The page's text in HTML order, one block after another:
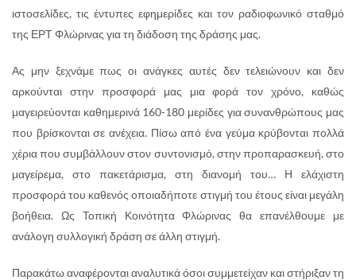
ιστοσελίδες, τις έντυπες εφημερίδες και τον ραδιοφωνικό σταθμό
της ΕΡΤ Φλώρινας για τη διάδοση της δράσης μας.
Ας μην ξεχνάμε πως οι ανάγκες αυτές δεν τελειώνουν και δεν
αρκούνται στην προσφορά μας μια φορά τον χρόνο, καθώς
μαγειρεύονται καθημερινά 160-180 μερίδες για συνανθρώπους μας
που βρίσκονται σε ανέχεια. Πίσω από ένα γεύμα κρύβονται πολλά
χέρια που συμβάλλουν στον συντονισμό, στην προπαρασκευή, στο
μαγείρεμα, στο πακετάρισμα, στη διανομή του… Η ελάχιστη
προσφορά του καθενός οποιαδήποτε στιγμή του έτους είναι μεγάλη
βοήθεια. Ως Τοπική Κοινότητα Φλώρινας θα επανέλθουμε με
ανάλογη συλλογική δράση σε άλλη στιγμή.
Παρακάτω αναφέρονται αναλυτικά όσοι συμμετείχαν και στήριξαν τη